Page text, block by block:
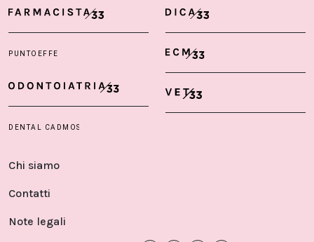
Chi siamo
Contatti
Note legali